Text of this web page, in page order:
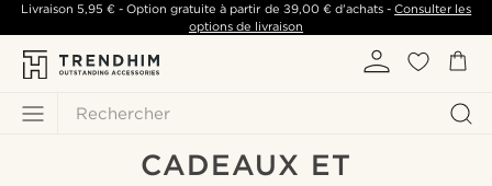
Rechercher
Livraison 5,95 €- Option gratuite à partir de 39,00 €d'achats -Consulter les
options de livraison
CADEAUX ET